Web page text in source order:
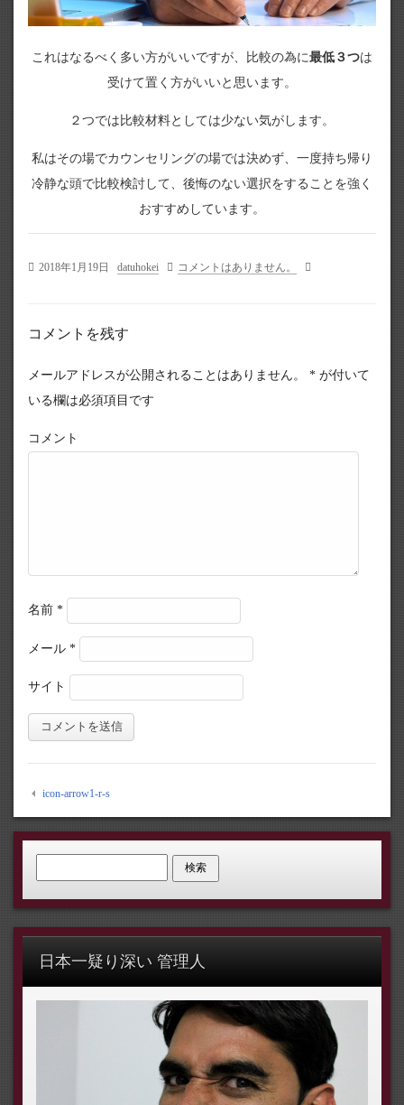
これはなるべく多い方がいいですが、比較の為に最低３つは
受けて置く方がいいと思います。
２つでは比較材料としては少ない気がします。
私はその場でカウンセリングの場では決めず、一度持ち帰り
冷静な頭で比較検討して、後悔のない選択をすることを強く
おすすめしています。
2018年1月19日 datuhokei コメントはありません。
コメントを残す
メールアドレスが公開されることはありません。 * が付いて
いる欄は必須項目です
コメント
名前 *
メール *
サイト
icon-arrow1-r-s
日本一疑り深い 管理人